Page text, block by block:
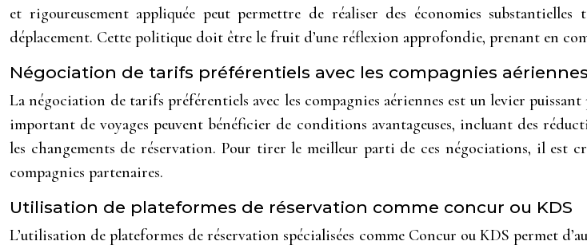
et rigoureusement appliquée peut permettre de réaliser des économies
déplacement. Cette politique doit être le fruit d’une réflexion approfondie, prenant en
Négociation de tarifs préférentiels avec les compagnies aériennes
La négociation de tarifs préférentiels avec les compagnies aériennes est un levier
important de voyages peuvent bénéficier de conditions avantageuses, incluant des
les changements de réservation. Pour tirer le meilleur parti de ces négociations, il
compagnies partenaires.
Utilisation de plateformes de réservation comme concur ou KDS
L’utilisation de plateformes de réservation spécialisées comme Concur ou KDS permet